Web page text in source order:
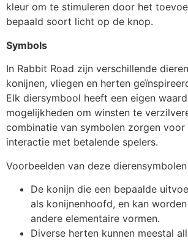
kleur om te stimuleren door het
bepaald soort licht op de knop.
Symbols
In Rabbit Road zijn verschillende
konijnen, vliegen en herten
Elk diersymbool heeft een eigen
mogelijkheden om winsten te
combinatie van symbolen zorgen voor
interactie met betalende spelers.
Voorbeelden van deze
De konijn die een bepaalde
als konijnenhoofd, en kan
andere elementaire vormen.
Diverse herten kunnen meestal